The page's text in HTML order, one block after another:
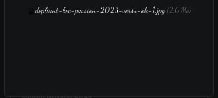
Bulletin adhésion 2025
depliant-bec-passion-2023-verso-ok-1.jpg(2.6 Mo)